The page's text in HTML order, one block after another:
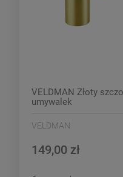
VELDMAN Złoty
umywalek
VELDMAN
149,00 zł